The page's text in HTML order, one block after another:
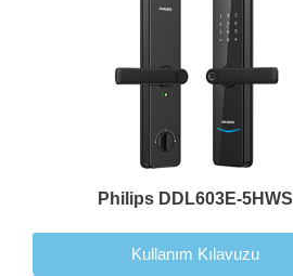
Philips DDL603E-5HWS
Kullanım Kılavuzu